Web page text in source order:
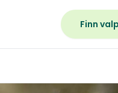
Finn